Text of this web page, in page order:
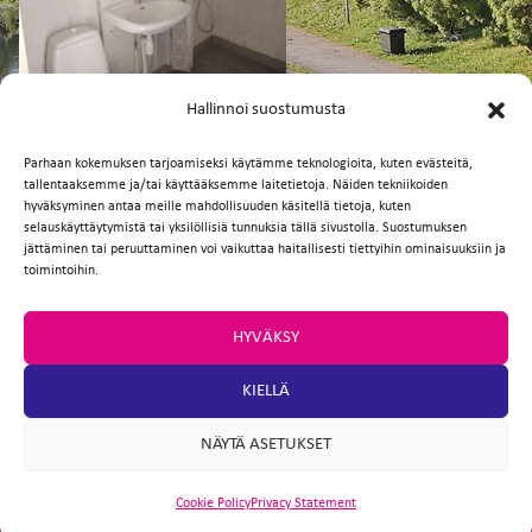
Hallinnoi suostumusta
Parhaan kokemuksen tarjoamiseksi käytämme teknologioita, kuten evästeitä,
tallentaaksemme ja/tai käyttääksemme laitetietoja. Näiden tekniikoiden
hyväksyminen antaa meille mahdollisuuden käsitellä tietoja, kuten
selauskäyttäytymistä tai yksilöllisiä tunnuksia tällä sivustolla. Suostumuksen
jättäminen tai peruuttaminen voi vaikuttaa haitallisesti tiettyihin ominaisuuksiin ja
toimintoihin.
HYVÄKSY
KIELLÄ
NÄYTÄ ASETUKSET
Cookie PolicyPrivacy Statement
FI
Facebook
TwitterEmailWhatsApp